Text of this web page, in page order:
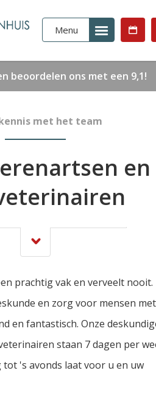
beoordelen ons met een 9,1!
Menu
met het team
en
prachtig vak en verveelt nooit.
en zorg voor mensen met
en fantastisch. Onze
staan 7 dagen per
's avonds laat voor u en uw